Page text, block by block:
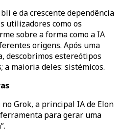
e da crescente dependência
utilizadores como os
sobre a forma como a IA
origens. Após uma
descobrimos estereótipos
maioria deles: sistémicos.
Grok, a principal IA de Elon
para gerar uma